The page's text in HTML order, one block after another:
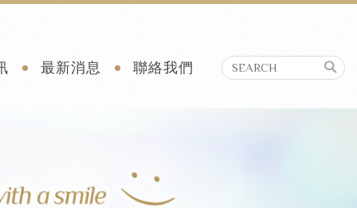
最新消息 聯絡我們